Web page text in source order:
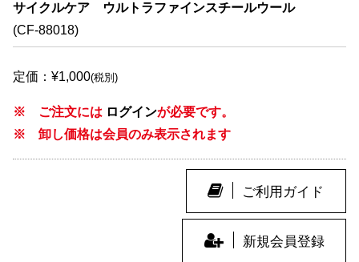
サイクルケア ウルトラファインスチールウール
(CF-88018)
定価：¥1,000(税別)
※ ご注文には ログインが必要です。
※ 卸し価格は会員のみ表示されます
ご利用ガイド
新規会員登録